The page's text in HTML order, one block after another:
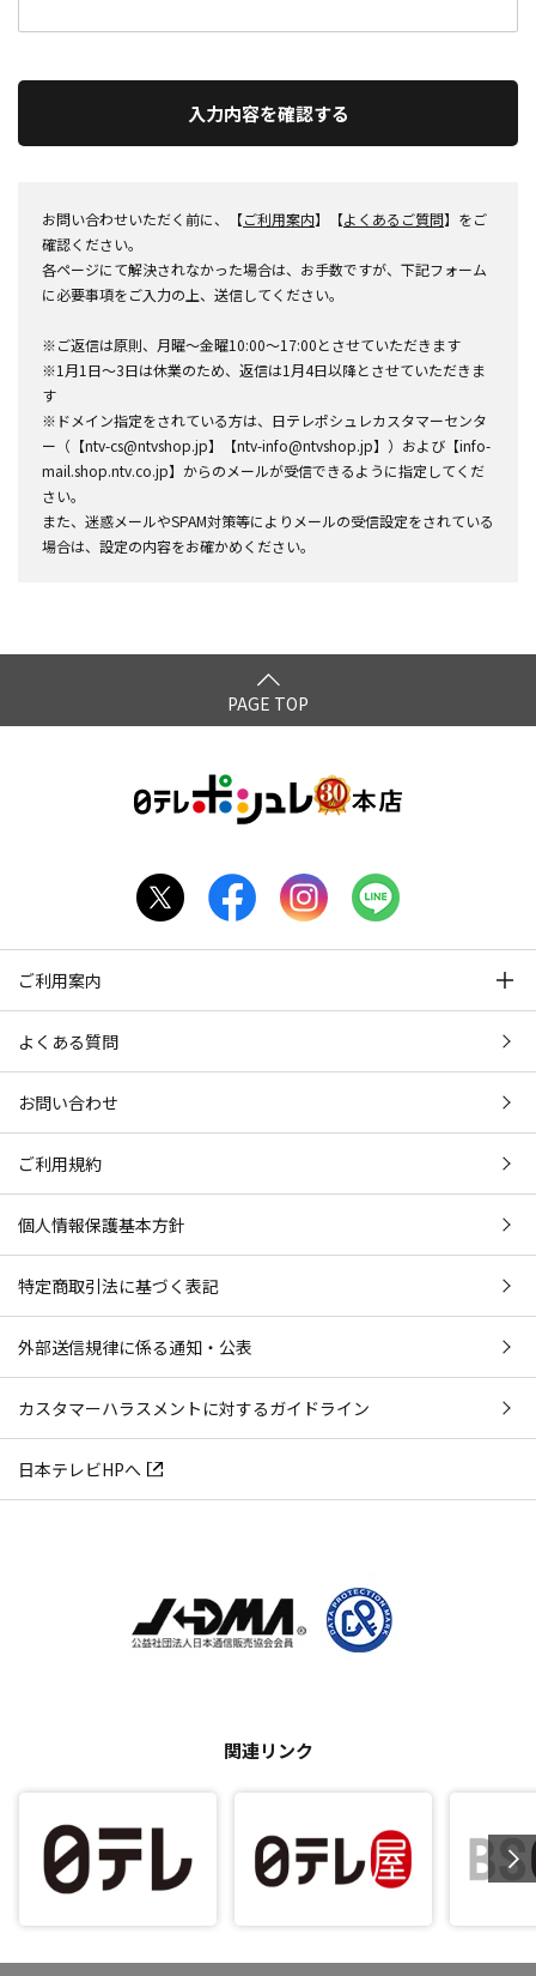
入力内容を確認する
お問い合わせいただく前に、【ご利用案内】【よくあるご質問】をご
確認ください。
各ページにて解決されなかった場合は、お手数ですが、下記フォーム
に必要事項をご入力の上、送信してください。
※ご返信は原則、月曜～金曜10:00～17:00とさせていただきます
※1月1日～3日は休業のため、返信は1月4日以降とさせていただきま
す
※ドメイン指定をされている方は、日テレポシュレカスタマーセンタ
ー（【ntv-cs@ntvshop.jp】【ntv-info@ntvshop.jp】）および【info-
mail.shop.ntv.co.jp】からのメールが受信できるように指定してくだ
さい。
また、迷惑メールやSPAM対策等によりメールの受信設定をされている
場合は、設定の内容をお確かめください。
PAGE TOP
ご利用案内
よくある質問
お問い合わせ
ご利用規約
個人情報保護基本方針
特定商取引法に基づく表記
外部送信規律に係る通知・公表
カスタマーハラスメントに対するガイドライン
日本テレビHPへ
関連リンク